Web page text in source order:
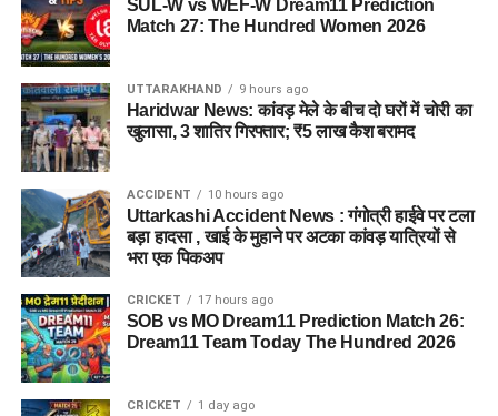
व्यवस्थाओं की जानकारी भी ली। मुख्यमंत्री ने कहा कि कांवड़ यात्रा के
दौरान लाखों शिवभक्त हरिद्वार पहुंच रहे हैं और उनकी सुविधा और सुरक्षा
सरकार की प्राथमिकता है। इस दौरान कैबिनेट मंत्री, विधायक,
जनप्रतिनिधि और प्रशासनिक अधिकारी भी मौजूद रहे।
SUL-W vs WEF-W Dream11 Prediction
Match 27: The Hundred Women 2026
UTTARAKHAND 9 hours ago
Haridwar News: कांवड़ मेले के बीच दो घरों में चोरी का
खुलासा, 3 शातिर गिरफ्तार; ₹5 लाख कैश बरामद
ACCIDENT 10 hours ago
Uttarkashi Accident News : गंगोत्री हाईवे पर टला
बड़ा हादसा , खाई के मुहाने पर अटका कांवड़ यात्रियों से
भरा एक पिकअप
CRICKET 17 hours ago
SOB vs MO Dream11 Prediction Match 26:
Dream11 Team Today The Hundred 2026
CRICKET 1 day ago